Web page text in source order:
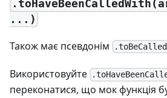
...)
Також має псевдонім
Використовуйте
переконатися, що мок функція